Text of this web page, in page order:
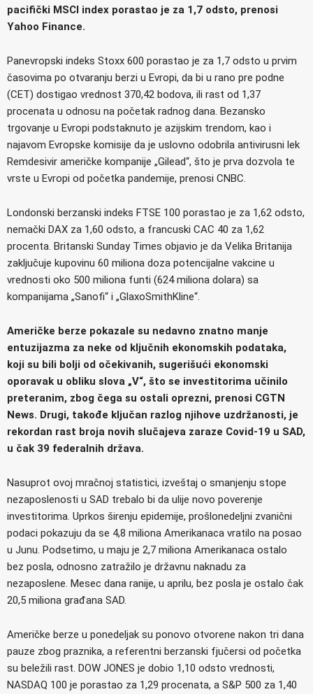
pacifički MSCI index porastao je za 1,7 odsto, prenosi
Yahoo Finance.
Panevropski indeks Stoxx 600 porastao je za 1,7 odsto u prvim
časovima po otvaranju berzi u Evropi, da bi u rano pre podne
(CET) dostigao vrednost 370,42 bodova, ili rast od 1,37
procenata u odnosu na početak radnog dana. Bezansko
trgovanje u Evropi podstaknuto je azijskim trendom, kao i
najavom Evropske komisije da je uslovno odobrila antivirusni lek
Remdesivir američke kompanije „Gilead“, što je prva dozvola te
vrste u Evropi od početka pandemije, prenosi CNBC.
Londonski berzanski indeks FTSE 100 porastao je za 1,62 odsto,
nemački DAX za 1,60 odsto, a francuski CAC 40 za 1,62
procenta. Britanski Sunday Times objavio je da Velika Britanija
zaključuje kupovinu 60 miliona doza potencijalne vakcine u
vrednosti oko 500 miliona funti (624 miliona dolara) sa
kompanijama „Sanofi“ i „GlaxoSmithKline“.
Američke berze pokazale su nedavno znatno manje
entuzijazma za neke od ključnih ekonomskih podataka,
koji su bili bolji od očekivanih, sugerišući ekonomski
oporavak u obliku slova „V“, što se investitorima učinilo
preteranim, zbog čega su ostali oprezni, prenosi CGTN
News. Drugi, takođe ključan razlog njihove uzdržanosti, je
rekordan rast broja novih slučajeva zaraze Covid-19 u SAD,
u čak 39 federalnih država.
Nasuprot ovoj mračnoj statistici, izveštaj o smanjenju stope
nezaposlenosti u SAD trebalo bi da ulije novo poverenje
investitorima. Uprkos širenju epidemije, prošlonedeljni zvanični
podaci pokazuju da se 4,8 miliona Amerikanaca vratilo na posao
u Junu. Podsetimo, u maju je 2,7 miliona Amerikanaca ostalo
bez posla, odnosno zatražilo je državnu naknadu za
nezaposlene. Mesec dana ranije, u aprilu, bez posla je ostalo čak
20,5 miliona građana SAD.
Američke berze u ponedeljak su ponovo otvorene nakon tri dana
pauze zbog praznika, a referentni berzanski fjučersi od početka
su beležili rast. DOW JONES je dobio 1,10 odsto vrednosti,
NASDAQ 100 je porastao za 1,29 procenata, a S&P 500 za 1,40